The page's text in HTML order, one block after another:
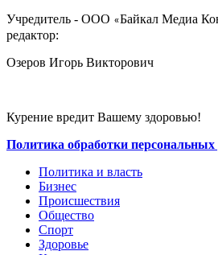
Учредитель - ООО «Байкал Медиа
редактор:
Озеров Игорь Викторович
Курение вредит Вашему здоровью!
Политика обработки
Политика и власть
Бизнес
Происшествия
Общество
Cпорт
Здоровье